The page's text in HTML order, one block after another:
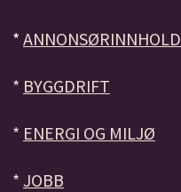
* ANNONSØRINNHOLD
* BYGGDRIFT
* ENERGI OG MILJØ
* JOBB